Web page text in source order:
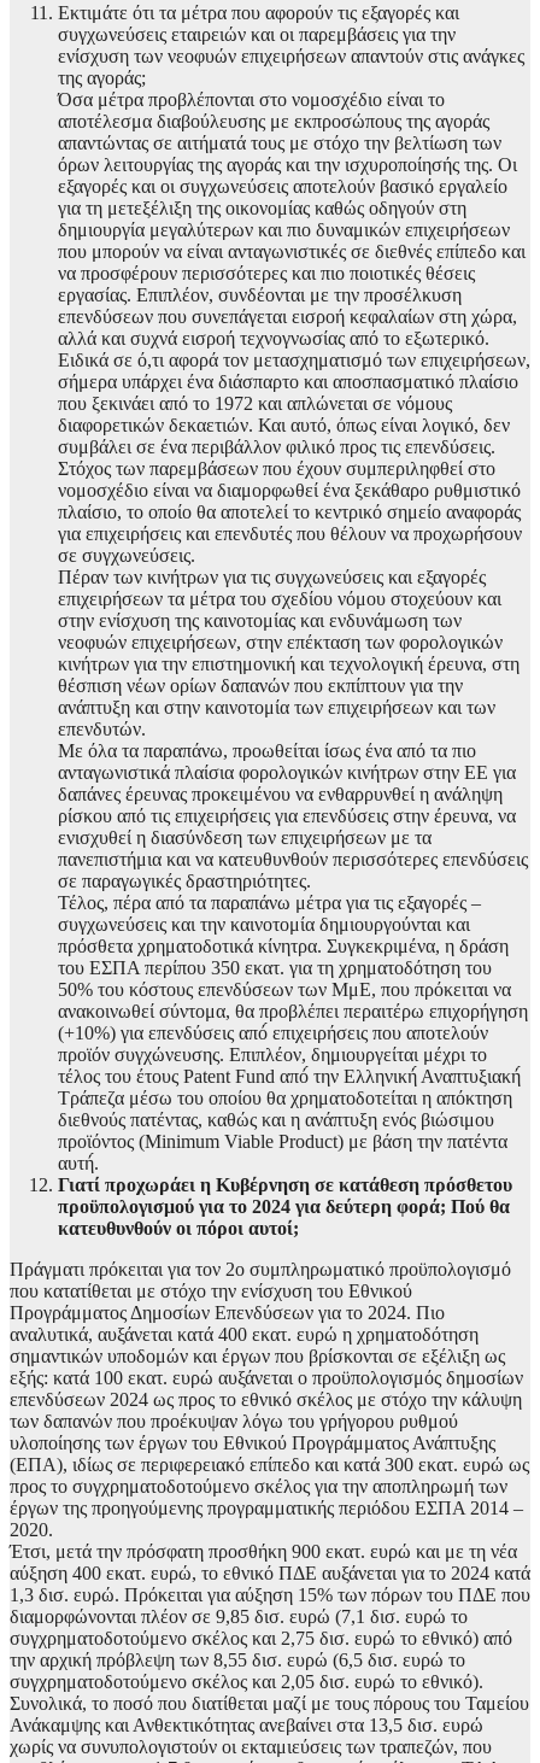
Εκτιμάτε ότι τα μέτρα που αφορούν τις εξαγορές και
συγχωνεύσεις εταιρειών και οι παρεμβάσεις για την
ενίσχυση των νεοφυών επιχειρήσεων απαντούν στις ανάγκες
της αγοράς;
Όσα μέτρα προβλέπονται στο νομοσχέδιο είναι το
αποτέλεσμα διαβούλευσης με εκπροσώπους της αγοράς
απαντώντας σε αιτήματά τους με στόχο την βελτίωση των
όρων λειτουργίας της αγοράς και την ισχυροποίησής της. Οι
εξαγορές και οι συγχωνεύσεις αποτελούν βασικό εργαλείο
για τη μετεξέλιξη της οικονομίας καθώς οδηγούν στη
δημιουργία μεγαλύτερων και πιο δυναμικών επιχειρήσεων
που μπορούν να είναι ανταγωνιστικές σε διεθνές επίπεδο και
να προσφέρουν περισσότερες και πιο ποιοτικές θέσεις
εργασίας. Επιπλέον, συνδέονται με την προσέλκυση
επενδύσεων που συνεπάγεται εισροή κεφαλαίων στη χώρα,
αλλά και συχνά εισροή τεχνογνωσίας από το εξωτερικό.
Ειδικά σε ό,τι αφορά τον μετασχηματισμό των επιχειρήσεων,
σήμερα υπάρχει ένα διάσπαρτο και αποσπασματικό πλαίσιο
που ξεκινάει από το 1972 και απλώνεται σε νόμους
διαφορετικών δεκαετιών. Και αυτό, όπως είναι λογικό, δεν
συμβάλει σε ένα περιβάλλον φιλικό προς τις επενδύσεις.
Στόχος των παρεμβάσεων που έχουν συμπεριληφθεί στο
νομοσχέδιο είναι να διαμορφωθεί ένα ξεκάθαρο ρυθμιστικό
πλαίσιο, το οποίο θα αποτελεί το κεντρικό σημείο αναφοράς
για επιχειρήσεις και επενδυτές που θέλουν να προχωρήσουν
σε συγχωνεύσεις.
Πέραν των κινήτρων για τις συγχωνεύσεις και εξαγορές
επιχειρήσεων τα μέτρα του σχεδίου νόμου στοχεύουν και
στην ενίσχυση της καινοτομίας και ενδυνάμωση των
νεοφυών επιχειρήσεων, στην επέκταση των φορολογικών
κινήτρων για την επιστημονική και τεχνολογική έρευνα, στη
θέσπιση νέων ορίων δαπανών που εκπίπτουν για την
ανάπτυξη και στην καινοτομία των επιχειρήσεων και των
επενδυτών.
Με όλα τα παραπάνω, προωθείται ίσως ένα από τα πιο
ανταγωνιστικά πλαίσια φορολογικών κινήτρων στην ΕΕ για
δαπάνες έρευνας προκειμένου να ενθαρρυνθεί η ανάληψη
ρίσκου από τις επιχειρήσεις για επενδύσεις στην έρευνα, να
ενισχυθεί η διασύνδεση των επιχειρήσεων με τα
πανεπιστήμια και να κατευθυνθούν περισσότερες επενδύσεις
σε παραγωγικές δραστηριότητες.
Τέλος, πέρα από τα παραπάνω μέτρα για τις εξαγορές –
συγχωνεύσεις και την καινοτομία δημιουργούνται και
πρόσθετα χρηματοδοτικά κίνητρα. Συγκεκριμένα, η δράση
του ΕΣΠΑ περίπου 350 εκατ. για τη χρηματοδότηση του
50% του κόστους επενδύσεων των ΜμΕ, που πρόκειται να
ανακοινωθεί σύντομα, θα προβλέπει περαιτέρω επιχορήγηση
(+10%) για επενδύσεις από́ επιχειρήσεις που αποτελούν
προϊόν συγχώνευσης. Επιπλέον, δημιουργείται μέχρι το
τέλος του έτους Patent Fund από́ την Ελληνική́ Αναπτυξιακή́
Τράπεζα μέσω του οποίου θα χρηματοδοτείται η απόκτηση
διεθνούς πατέντας, καθώς και η ανάπτυξη ενός βιώσιμου
προϊόντος (Minimum Viable Product) με βάση την πατέντα
αυτή́.
Γιατί προχωράει η Κυβέρνηση σε κατάθεση πρόσθετου
προϋπολογισμού για το 2024 για δεύτερη φορά; Πού θα
κατευθυνθούν οι πόροι αυτοί;
Πράγματι πρόκειται για τον 2ο συμπληρωματικό προϋπολογισμό
που κατατίθεται με στόχο την ενίσχυση του Εθνικού
Προγράμματος Δημοσίων Επενδύσεων για το 2024. Πιο
αναλυτικά, αυξάνεται κατά 400 εκατ. ευρώ η χρηματοδότηση
σημαντικών υποδομών και έργων που βρίσκονται σε εξέλιξη ως
εξής: κατά 100 εκατ. ευρώ αυξάνεται ο προϋπολογισμός δημοσίων
επενδύσεων 2024 ως προς το εθνικό σκέλος με στόχο την κάλυψη
των δαπανών που προέκυψαν λόγω του γρήγορου ρυθμού
υλοποίησης των έργων του Εθνικού Προγράμματος Ανάπτυξης
(ΕΠΑ), ιδίως σε περιφερειακό επίπεδο και κατά 300 εκατ. ευρώ ως
προς το συγχρηματοδοτούμενο σκέλος για την αποπληρωμή των
έργων της προηγούμενης προγραμματικής περιόδου ΕΣΠΑ 2014 –
2020.
Έτσι, μετά την πρόσφατη προσθήκη 900 εκατ. ευρώ και με τη νέα
αύξηση 400 εκατ. ευρώ, το εθνικό ΠΔΕ αυξάνεται για το 2024 κατά
1,3 δισ. ευρώ. Πρόκειται για αύξηση 15% των πόρων του ΠΔΕ που
διαμορφώνονται πλέον σε 9,85 δισ. ευρώ (7,1 δισ. ευρώ το
συγχρηματοδοτούμενο σκέλος και 2,75 δισ. ευρώ το εθνικό) από
την αρχική πρόβλεψη των 8,55 δισ. ευρώ (6,5 δισ. ευρώ το
συγχρηματοδοτούμενο σκέλος και 2,05 δισ. ευρώ το εθνικό).
Συνολικά, το ποσό που διατίθεται μαζί με τους πόρους του Ταμείου
Ανάκαμψης και Ανθεκτικότητας ανεβαίνει στα 13,5 δισ. ευρώ
χωρίς να συνυπολογιστούν οι εκταμιεύσεις των τραπεζών, που